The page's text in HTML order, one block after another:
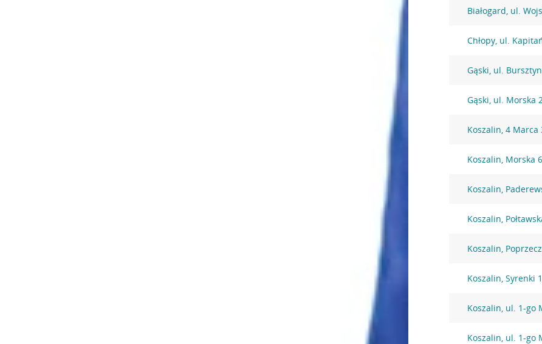
Białogard, ul.
Chłopy, ul.
Gąski, ul.
Gąski, ul. Morska
Koszalin, 4 Marca
Koszalin, Morska 6
Koszalin,
Koszalin,
Koszalin,
Koszalin, Syrenki 1
Koszalin, ul. 1-go
Koszalin, ul. 1-go